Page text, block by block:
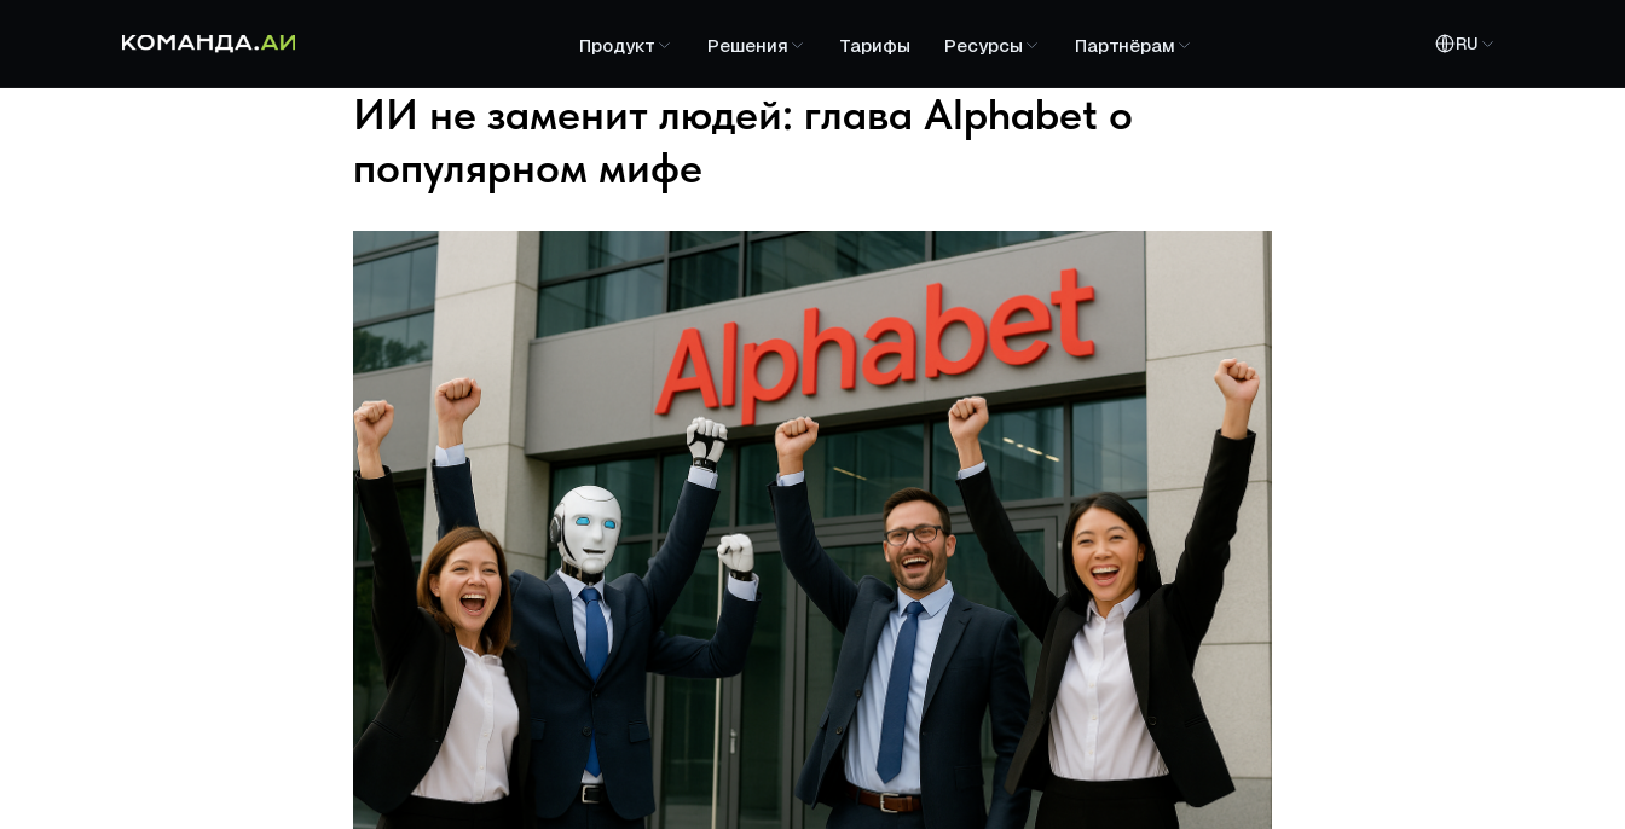
Продукт Решения Тарифы Ресурсы Партнёрам RU
ИИ не заменит людей: глава Alphabet о
популярном мифе